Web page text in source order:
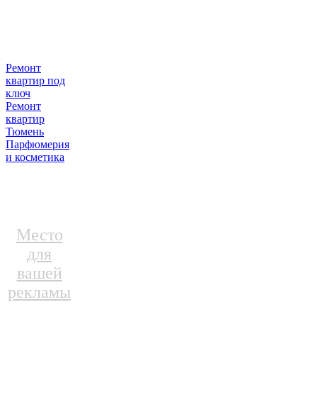
Ремонт
квартир под
ключ
Ремонт
квартир
Тюмень
Парфюмерия
и косметика
Место
для
вашей
рекламы